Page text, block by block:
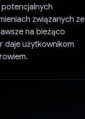
potencjalnych
związanych ze
na bieżąco
daje użytkownikom